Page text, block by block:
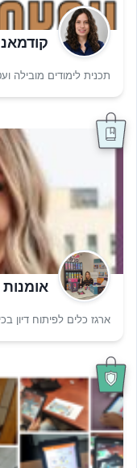
תכנית לימודים מובילה
ארגז כלים לפיתוח דיון